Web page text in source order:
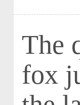
The
fox